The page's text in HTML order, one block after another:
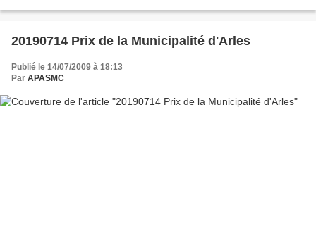
20190714 Prix de la Municipalité d'Arles
Publié le 14/07/2009 à 18:13
Par APASMC